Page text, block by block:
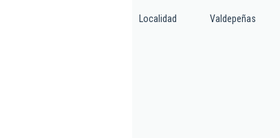
Localidad Valdepeñas